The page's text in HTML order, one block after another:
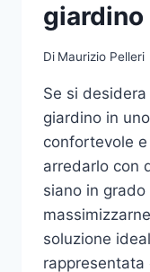
giardino
Di Maurizio Pelleri
Se si
giardino in
confortevole
arredarlo con
siano in
soluzione
rappresentata